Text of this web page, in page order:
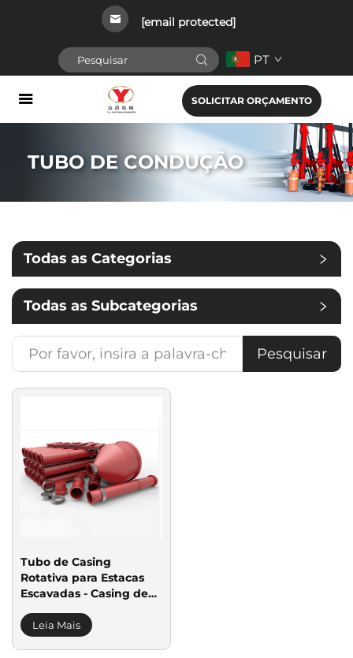
[email protected]
PT
SOLICITAR ORÇAMENTO
TUBO DE CONDUÇÃO
Todas as Categorias
Todas as Subcategorias
Pesquisar
Tubo de Casing
Rotativa para Estacas
Escavadas - Casing de
Leia Mais